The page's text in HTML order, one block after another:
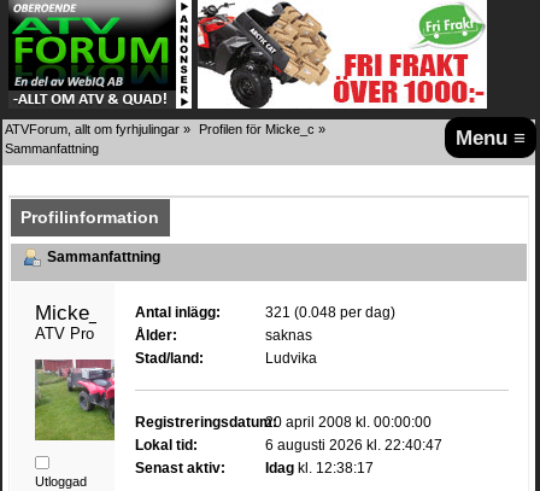
Menu ≡
ATVForum, allt om fyrhjulingar » Profilen för Micke_c »
Sammanfattning
Profilinformation
Sammanfattning
ATV Pro
Utloggad
Antal inlägg:
321 (0.048 per dag)
Ålder:
saknas
Stad/land:
Ludvika
Registreringsdatum:20 april 2008 kl. 00:00:00
Lokal tid:
6 augusti 2026 kl. 22:40:47
Senast aktiv:
Idag kl. 12:38:17